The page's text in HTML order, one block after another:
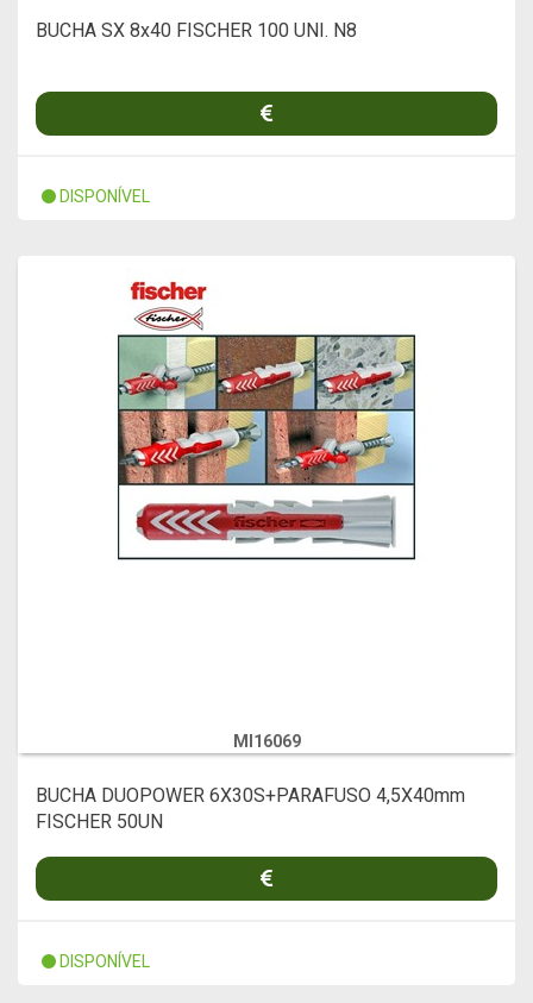
BUCHA SX 8x40 FISCHER 100 UNI. N8
DISPONÍVEL
MI16069
BUCHA DUOPOWER 6X30S+PARAFUSO 4,5X40mm
FISCHER 50UN
DISPONÍVEL